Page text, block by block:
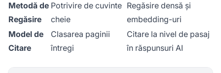
Metodă de
Regăsire
Potrivire de cuvinte
cheie
Regăsire densă și
embedding-uri
Model de
Citare
Clasarea paginii
întregi
Citare la nivel de pasaj
în răspunsuri AI